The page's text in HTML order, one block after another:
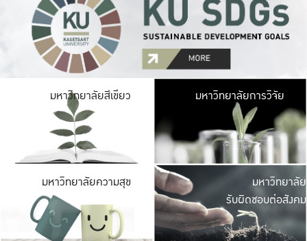
มหาวิทยาลัยสีเขียว มหาวิ
มีพื้นที่เขียวสดใส
เป็นป่าในเมือง เกษต
มหาวิทยาลัยการวิจัย
มหาวิทยาลัยความสุข มหาวิ
ค
เปิดประ
และพบเรื่องราวใ
มหาวิทยาลัย
รับผิดชอบต่อสังคม